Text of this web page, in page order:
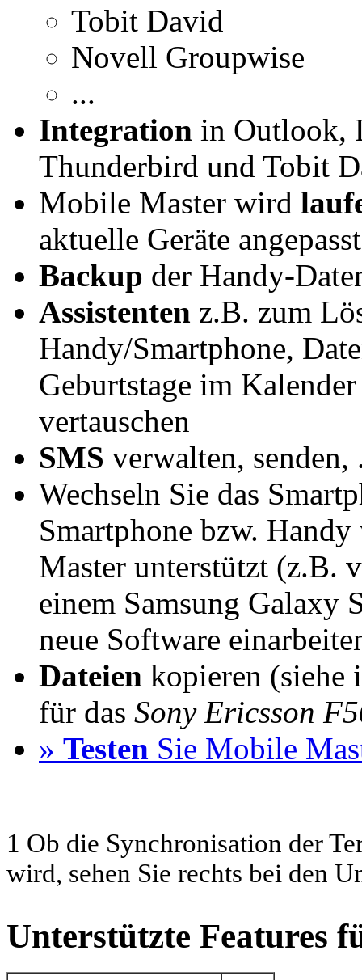
Tobit David
Novell Groupwise
...
Integration in Outlook,
Thunderbird und Tobit
Mobile Master wird
aktuelle Geräte
Backup der Handy-
Assistenten z.B. zum
Handy/Smartphone,
Geburtstage im
vertauschen
SMS verwalten, senden,
Wechseln Sie das
Smartphone bzw.
Master unterstützt (z.B.
einem Samsung Galaxy
neue Software
Dateien kopieren (siehe
für das Sony Ericsson
» Testen Sie Mobile
1 Ob die Synchronisation der
wird, sehen Sie rechts bei den
Unterstützte Features